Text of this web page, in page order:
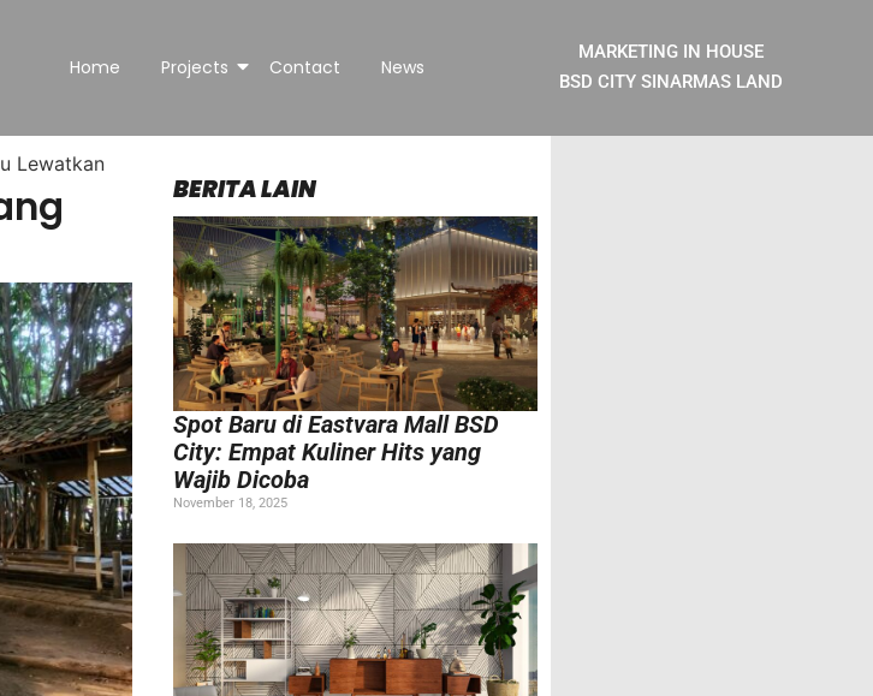
Home Projects Contact News
MARKETING IN HOUSE
BSD CITY SINARMAS LAND
Lewatkan
BERITA LAIN
Spot Baru di Eastvara Mall BSD
City: Empat Kuliner Hits yang
Wajib Dicoba
November 18, 2025